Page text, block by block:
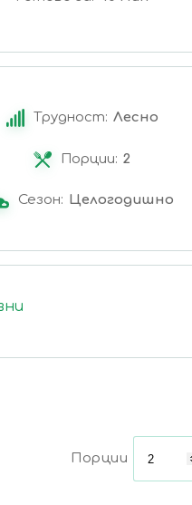
Трудност: Лесно
Порции: 2
Сезон: Целогодишно
Порции